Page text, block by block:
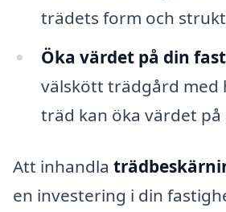
trädets form och
Öka värdet på din
välskött trädgård med
träd kan öka värdet
Att inhandla
en investering i din